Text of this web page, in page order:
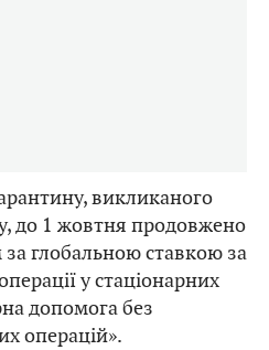
викликаного
до 1 жовтня продовжено
глобальною ставкою за
у стаціонарних
допомога без
операцій».